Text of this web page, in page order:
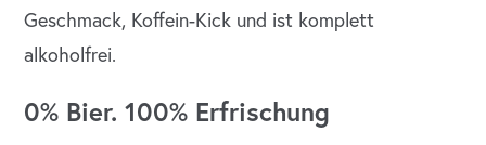
Geschmack, Koffein-Kick und ist komplett
alkoholfrei.
0% Bier. 100% Erfrischung